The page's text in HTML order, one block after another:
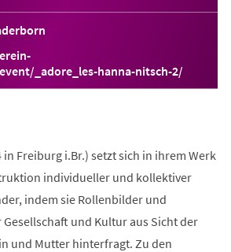
_adore_les-hanna-nitsch-2/
in Freiburg i.Br.) setzt sich in ihrem Werk
individueller und kollektiver
indem sie Rollenbilder und
und Kultur aus Sicht der
und Mutter hinterfragt. Zu den